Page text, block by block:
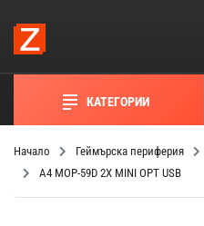
КАТЕГОРИИ
Начало Геймърска периферия
A4 MOP-59D 2X MINI OPT USB